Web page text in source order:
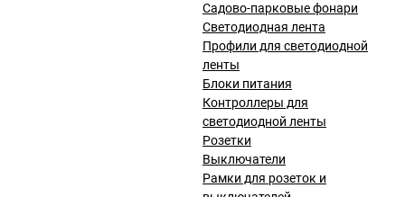
Садово-парковые фонари
Светодиодная лента
Профили для светодиодной
ленты
Блоки питания
Контроллеры для
светодиодной ленты
Розетки
Выключатели
Рамки для розеток и